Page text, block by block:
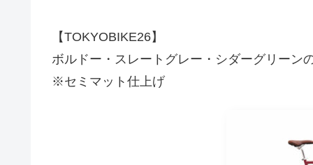
【TOKYOBIKE26】
ボルドー・スレートグレー・シダーグリーン
※セミマット仕上げ